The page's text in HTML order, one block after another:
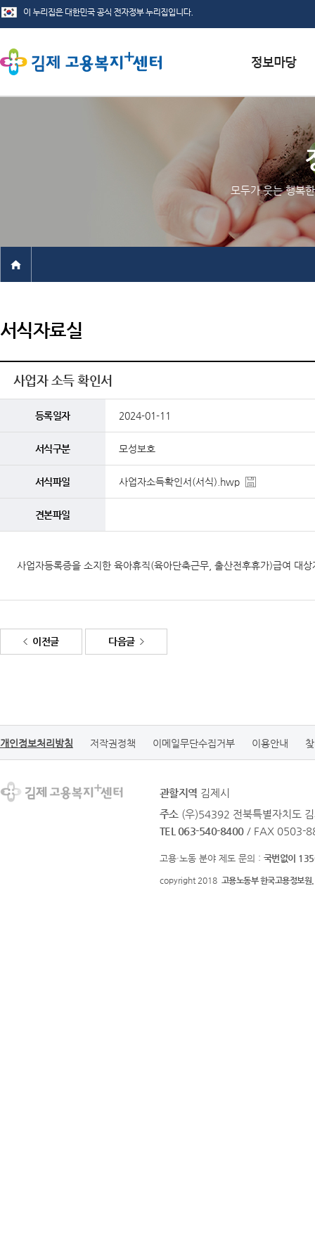
채용정보
인재정보
관련사이트
모두가 웃는 행복
서식자료실
사업자 소득 확인서
등록일자 2024-01-11
서식구분 모성보호
서식파일 사업자소득확인서(서식).hwp
견본파일
사업자등록증을 소지한 육아휴직(육아단축근무, 출산전후휴가)급여 대
이전글 다음글
개인정보처리방침 저작권정책 이메일무단수집거부 이용안내
관할지역 김제시
주소 (우)54392 전북특별자치도
TEL 063-540-8400 / FAX 0503-
고용·노동 분야 제도 문의 : 국번없이
copyright 2018 고용노동부 한국고용정보원.